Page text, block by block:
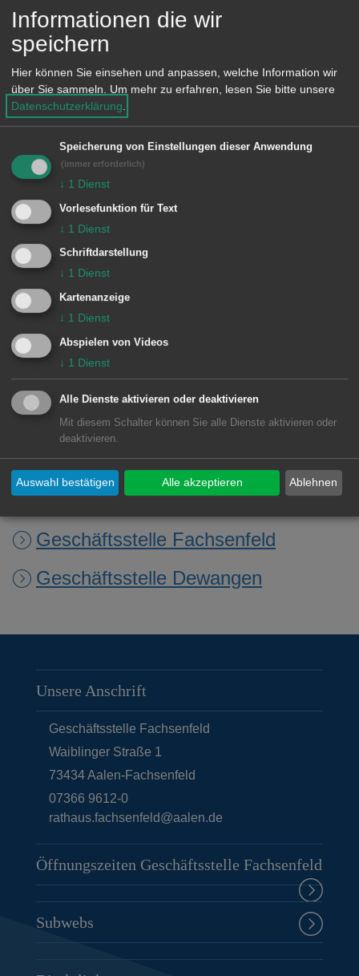
Freitag 8.30 bis 12 Uhr
sowie nach Vereinbarung.
Bitte beachten Sie, dass von
Montag bis Mittwoch sowie am
Freitag von 8.30 bis 10 Uhr und am
Donnerstag von 16.30 bis 18 Uhr
online gebuchte Termine im
Bürgeramt vorrangig behandelt
werden.
Zuständige Dienststellen
Standesamt
Bezirksamt Wasseralfingen
Rathaus Hofen
Geschäftsstelle Waldhausen
Geschäftsstelle Ebnat
Geschäftsstelle Fachsenfeld
Geschäftsstelle Dewangen
Unsere Anschrift
Geschäftsstelle Fachsenfeld
Waiblinger Straße 1
73434Aalen-Fachsenfeld
07366 9612-0
rathaus.fachsenfeld@aalen.de
Öffnungszeiten Geschäftsstelle Fachsenfeld
Subwebs
Informationen die wir
speichern
Hier können Sie einsehen und anpassen, welche Information wir
über Sie sammeln.
Um mehr zu erfahren, lesen Sie bitte unsere
Datenschutzerklärung
Speicherung von Einstellungen dieser Anwendung
(immer erforderlich)
↓ 1 Dienst
Vorlesefunktion für Text
↓ 1 Dienst
Schriftdarstellung
↓ 1 Dienst
Kartenanzeige
↓ 1 Dienst
Abspielen von Videos
↓ 1 Dienst
Alle Dienste aktivieren oder deaktivieren
Mit diesem Schalter können Sie alle Dienste aktivieren oder
deaktivieren.
Ablehnen
Auswahl bestätigen Alle akzeptieren